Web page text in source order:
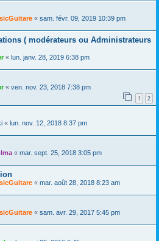
« sam. févr. 09, 2019 10:39 pm
( modérateurs ou Administrateurs
« lun. janv. 28, 2019 6:38 pm
« ven. nov. 23, 2018 7:38 pm
1 2
« lun. nov. 12, 2018 8:37 pm
« mar. sept. 25, 2018 3:05 pm
« mar. août 28, 2018 8:23 am
« sam. avr. 29, 2017 5:45 pm